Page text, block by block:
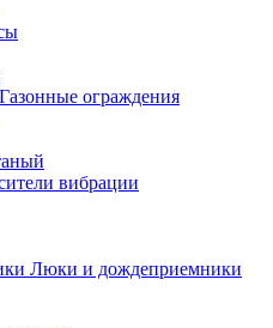
Газонные ограждения
вибрации
Люки и дождеприемники